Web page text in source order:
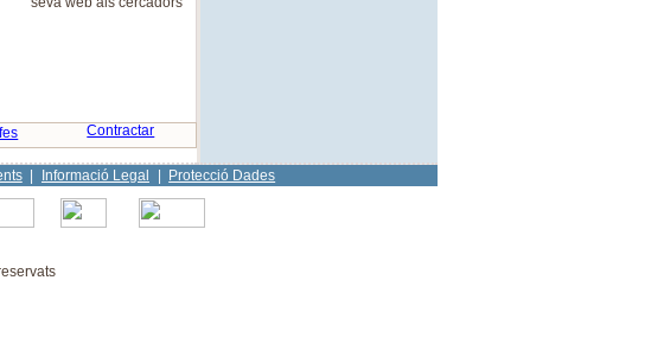
Contractar
Informació Legal Protecció Dades